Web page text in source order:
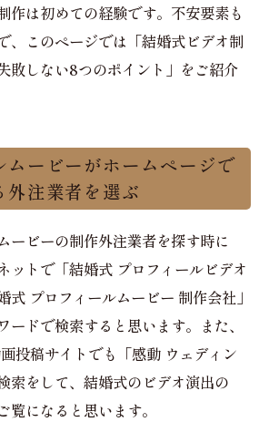
作は初めての経験です。不安要素も
、このページでは「結婚式ビデオ制
敗しない8つのポイント」をご紹介
ムービーがホームページで
外注業者を選ぶ
ービーの制作外注業者を探す時に
ットで「結婚式 プロフィールビデオ
式 プロフィールムービー 制作会社」
ードで検索すると思います。また、
投稿サイトでも「感動 ウェディン
索をして、結婚式のビデオ演出の
になると思います。